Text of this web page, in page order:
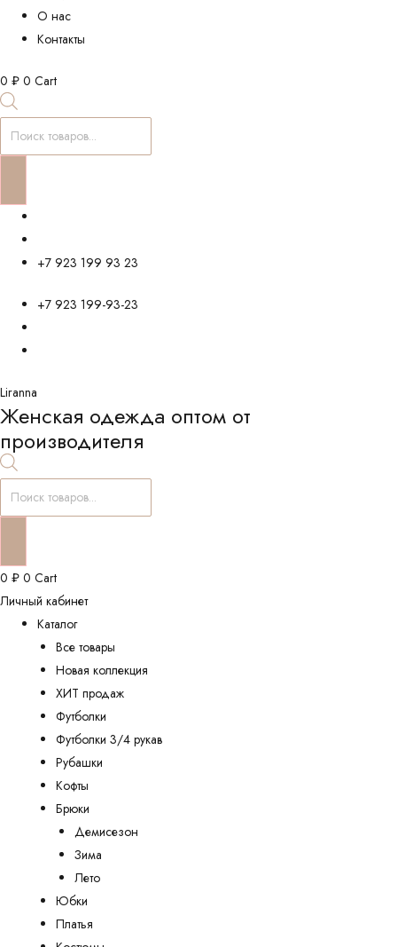
О нас
Контакты
0 ₽ 0 Cart
Поиск
товаров
+7 923 199 93 23
+7 923 199-93-23
Liranna
Женская одежда оптом от
производителя
Поиск
товаров
0 ₽ 0 Cart
Личный кабинет
Каталог
Все товары
Новая коллекция
ХИТ продаж
Футболки
Футболки 3/4 рукав
Рубашки
Кофты
Брюки
Демисезон
Зима
Лето
Юбки
Платья